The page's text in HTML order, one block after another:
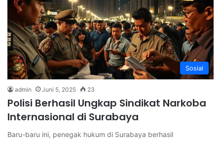
Sosial
admin Juni 5, 2025 23
Polisi Berhasil Ungkap Sindikat Narkoba
Internasional di Surabaya
Baru-baru ini, penegak hukum di Surabaya berhasil